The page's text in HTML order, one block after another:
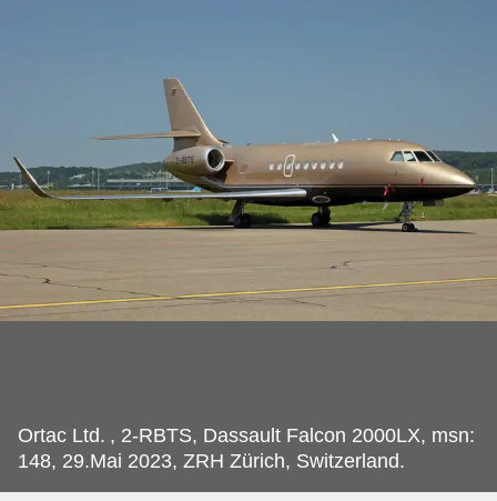
Ortac Ltd. , 2-RBTS, Dassault Falcon 2000LX, msn:
148, 29.Mai 2023, ZRH Zürich, Switzerland.